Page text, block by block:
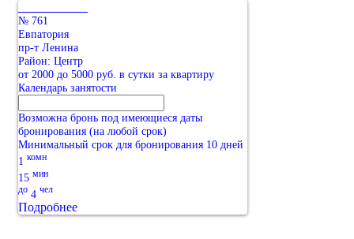
№ 761
Евпатория
пр-т Ленина
Район: Центр
от 2000 до 5000 руб. в сутки за квартиру
Календарь занятости
Возможна бронь под имеющиеся даты
бронирования (на любой срок)
Минимальный срок для бронирования 10 дней
1 комн
15 мин
до 4 чел
Подробнее